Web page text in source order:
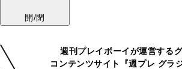
開/閉
週刊プレイボーイが運営する
コンテンツサイト『週プレ グラ